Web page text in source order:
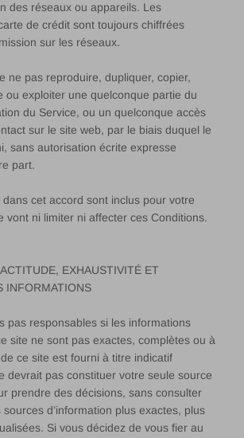
des réseaux ou appareils. Les
de crédit sont toujours chiffrées
sur les réseaux.
ne pas reproduire, dupliquer, copier,
ou exploiter une quelconque partie du
du Service, ou un quelconque accès
sur le site web, par le biais duquel le
sans autorisation écrite expresse
part.
cet accord sont inclus pour votre
vont ni limiter ni affecter ces Conditions.
EXHAUSTIVITÉ ET
INFORMATIONS
pas responsables si les informations
site ne sont pas exactes, complètes ou à
ce site est fourni à titre indicatif
devrait pas constituer votre seule source
prendre des décisions, sans consulter
d’information plus exactes, plus
Si vous décidez de vous fier au